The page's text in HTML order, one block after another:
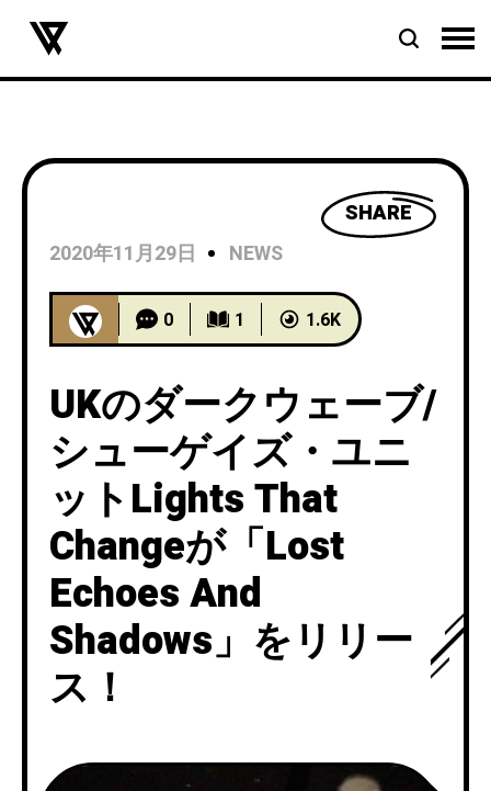
SHARE
2020年11月29日
NEWS
0 1 1.6K
UKのダークウェーブ/
シューゲイズ・ユニ
ットLights That
Changeが「Lost
Echoes And
Shadows」をリリー
ス！